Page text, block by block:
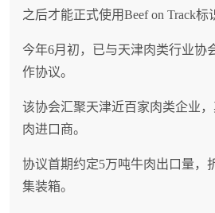
之后才能正式使用Beef on Track标
今年6月初，已与天津肉类行业协
作协议。
该协会汇聚天津近百家肉类企业
肉进口商。
协议首期约定5万吨牛肉出口量，
集装箱。